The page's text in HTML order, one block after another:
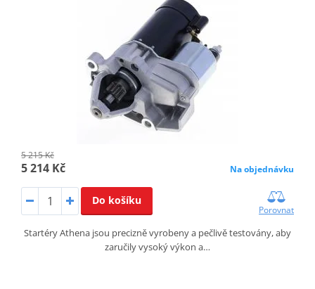
5 215 Kč
5 214 Kč Na objednávku
Do košíku
Porovnat
Startéry Athena jsou precizně vyrobeny a pečlivě testovány, aby
zaručily vysoký výkon a…